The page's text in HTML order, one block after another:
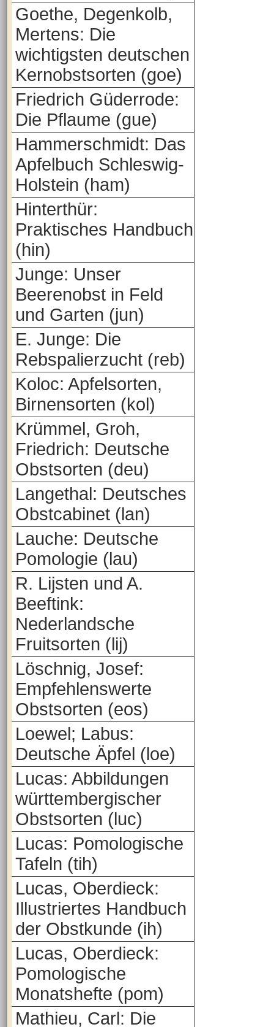
Goethe, Degenkolb,
Mertens: Die
wichtigsten deutschen
Kernobstsorten (goe)
Friedrich Güderrode:
Die Pflaume (gue)
Hammerschmidt: Das
Apfelbuch Schleswig-
Holstein (ham)
Hinterthür:
Praktisches Handbuch
(hin)
Junge: Unser
Beerenobst in Feld
und Garten (jun)
E. Junge: Die
Rebspalierzucht (reb)
Koloc: Apfelsorten,
Birnensorten (kol)
Krümmel, Groh,
Friedrich: Deutsche
Obstsorten (deu)
Langethal: Deutsches
Obstcabinet (lan)
Lauche: Deutsche
Pomologie (lau)
R. Lijsten und A.
Beeftink:
Nederlandsche
Fruitsorten (lij)
Löschnig, Josef:
Empfehlenswerte
Obstsorten (eos)
Loewel; Labus:
Deutsche Äpfel (loe)
Lucas: Abbildungen
württembergischer
Obstsorten (luc)
Lucas: Pomologische
Tafeln (tih)
Lucas, Oberdieck:
Illustriertes Handbuch
der Obstkunde (ih)
Lucas, Oberdieck:
Pomologische
Monatshefte (pom)
Mathieu, Carl: Die